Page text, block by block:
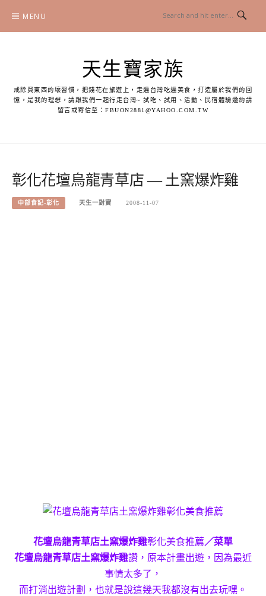
content
MENU
天生寶家族
戒除買東西的壞習慣，把錢花在旅遊上，走遍台灣吃遍美食，打造屬於我們的回
憶，是我的理想，請跟我們一起行走台灣~ 試吃、試用、活動、民宿體驗邀約請
留言或寄信至：FBUON2881@YAHOO.COM.TW
彰化花壇烏龍青草店 — 土窯爆炸雞
中部食記-彰化 天生一對寶 2008-11-07
花壇烏龍青草店土窯爆炸雞彰化美食推薦／菜單
花壇烏龍青草店土窯爆炸雞讚 ， 原本計畫出遊，因為最近
事情太多了，
而打消出遊計劃，也就是說這幾天我都沒有出去玩嘿。